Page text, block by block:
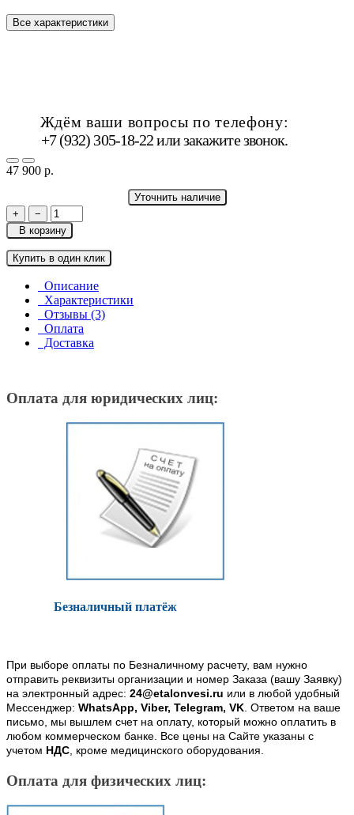
Все характеристики
Ждём ваши вопросы по телефону:
+7 (932) 305-18-22 илизакажите звонок.
47 900 р.
Уточнить наличие
+
−
В корзину
Купить в один клик
Описание
Характеристики
Отзывы (3)
Оплата
Доставка
Оплата для юридических лиц:
Безналичный платёж
При выборе оплаты по Безналичному расчету, вам нужно
отправить реквизиты организации и номер Заказа (вашу Заявку)
на электронный адрес: 24@etalonvesi.ru или в любой удобный
Мессенджер: WhatsApp, Viber, Telegram, VK. Ответом на ваше
письмо, мы вышлем счет на оплату, который можно оплатить в
любом коммерческом банке. Все цены на Сайте указаны с
учетом НДС, кроме медицинского оборудования.
Оплата для физических лиц: